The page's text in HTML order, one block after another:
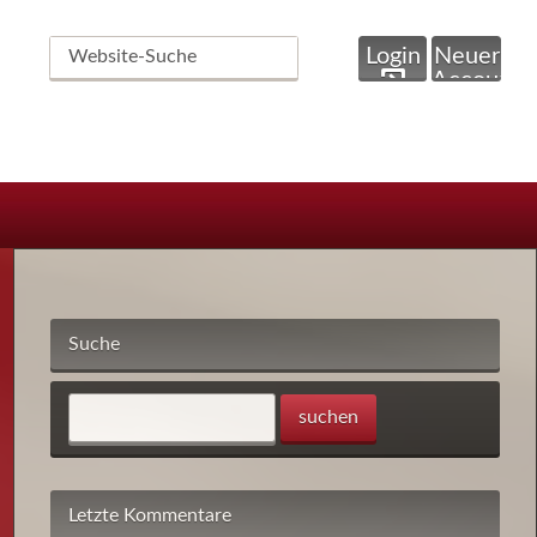
Website-
Suche
Login
Neuer
Account
Suche
Letzte Kommentare